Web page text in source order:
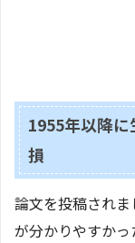
1955年以降
損
論文を投稿され
が分かりやすか